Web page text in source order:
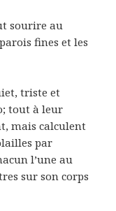
sourire au
fines et les
triste et
tout à leur
mais calculent
par
l’une au
sur son corps